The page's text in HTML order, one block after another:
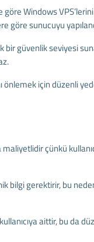
Windows
göre sunucuyu
güvenlik seviyesi
önlemek için düzenli
çünkü
bilgi gerektirir, bu
aittir, bu da